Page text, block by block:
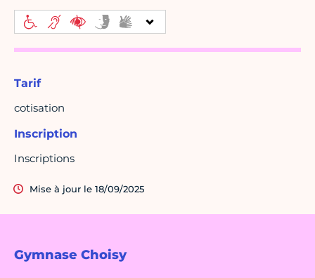
Gymnase Choisy
Tarif
cotisation
Inscription
Inscriptions
Mise à jour le 18/09/2025